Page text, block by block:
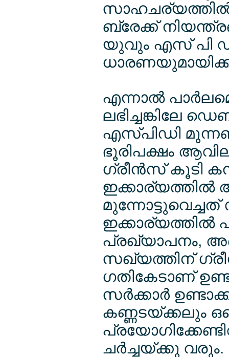
ബ്രേക്ക്
യുവും എസ് പി
എന്നാല്‍
ലഭിച്ചങ്കിലേ
എസ്പിഡി
ഭൂരിപക്ഷം
ഗ്രീന്‍സ് കൂടി
ഇക്കാര്യത്തില്‍
പ്രഖ്യാപനം,
സഖ്യത്തിന്
ഗതികേടാണ്
സര്‍ക്കാര്‍
കണ്ണടയ്ക്കലും
ചര്‍ച്ചയ്ക്കു